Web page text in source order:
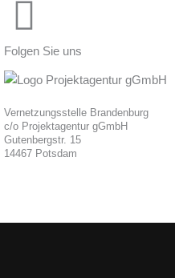
Folgen Sie uns
Vernetzungsstelle Brandenburg
c/o Projektagentur gGmbH
Gutenbergstr. 15
14467 Potsdam